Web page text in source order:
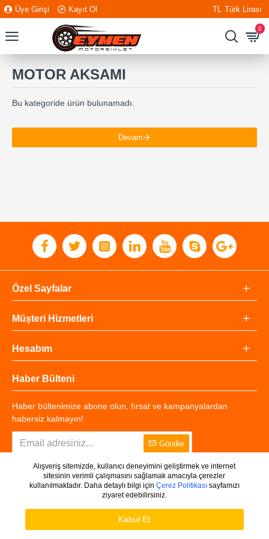
Üye Girişi Kayıt Ol TL Türk Lirası
0
MOTOR AKSAMI
Bu kategoride ürün bulunamadı.
Devam
Özel Sayfalar
Müşteri Hizmetleri
Hesabım
Haber Bülteni
Haber bültenimize abone olun, fırsat ve kampanyalardan
habersiz kalmayın!
Gönder
Copyright © 2025 - Tüm Hakları Saklıdır.
Alışveriş sitemizde, kullanıcı deneyimini geliştirmek ve internet
sitesinin verimli çalışmasını sağlamak amacıyla çerezler
kullanılmaktadır. Daha detaylı bilgi için Çerez Politikasısayfamızı
ziyaret edebilirsiniz.
Kabul Et
Ürünleri Filtrele